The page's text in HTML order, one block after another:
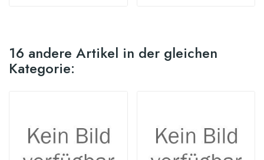
16 andere Artikel in der gleichen
Kategorie: